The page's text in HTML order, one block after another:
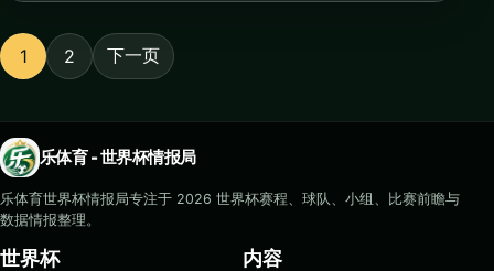
文章分页
1 2 下一页
乐体育 - 世界杯情报局
乐体育世界杯情报局专注于 2026 世界杯赛程、球队、小组、比赛前瞻与
数据情报整理。
世界杯 内容